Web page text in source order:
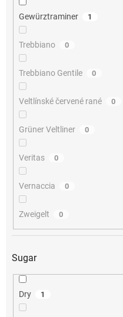
Gewürztraminer 1
Trebbiano 0
Trebbiano Gentile 0
Veltlínské červené rané 0
Grüner Veltliner 0
Veritas 0
Vernaccia 0
Zweigelt 0
Sugar
Dry 1